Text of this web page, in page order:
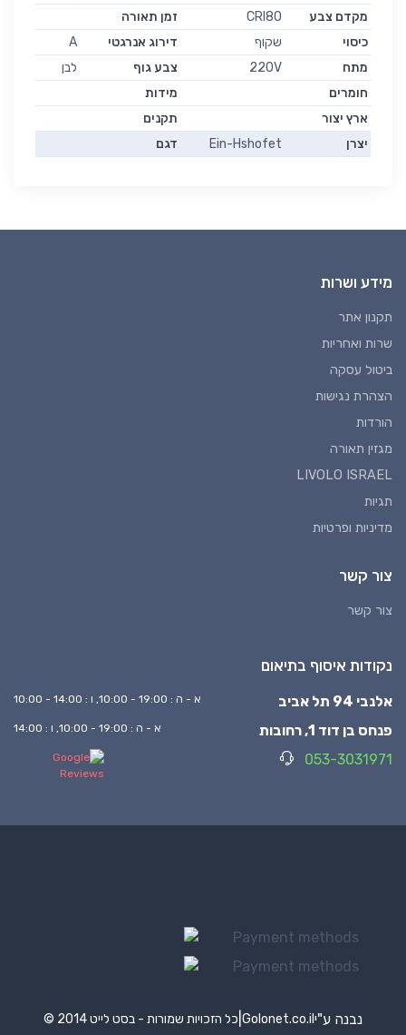
מקדם צבע
CRI80
זמן תאורה
כיסוי
שקוף דירוג אנרגטי
A
מתח
220V צבע גוף
לבן
חומרים
מידות
ארץ יצור
תקנים
יצרן
Ein-Hshofet דגם
מידע ושרות
תקנון אתר
שרות ואחריות
ביטול עסקה
הצהרת נגישות
הורדות
מגזין תאורה
LIVOLO ISRAEL
תגיות
מדיניות ופרטיות
צור קשר
צור קשר
נקודות איסוף בתיאום
אלנבי 94 תל אביב א - ה : 19:00 - 10:00, ו : 14:00 - 10:00
פנחס בן דוד 1, רחובות א - ה : 19:00 - 10:00, ו : 14:00
053-3031971
© 2014 כל הזכויות שמורות - בסט לייט Golonet.co.il נבנה ע"י